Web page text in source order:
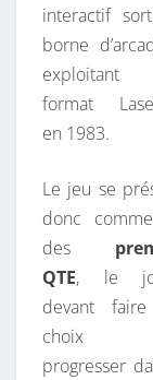
interactif
borne
format
en 1983.
Le jeu se
donc
des
QTE, le
devant
choix
progresser